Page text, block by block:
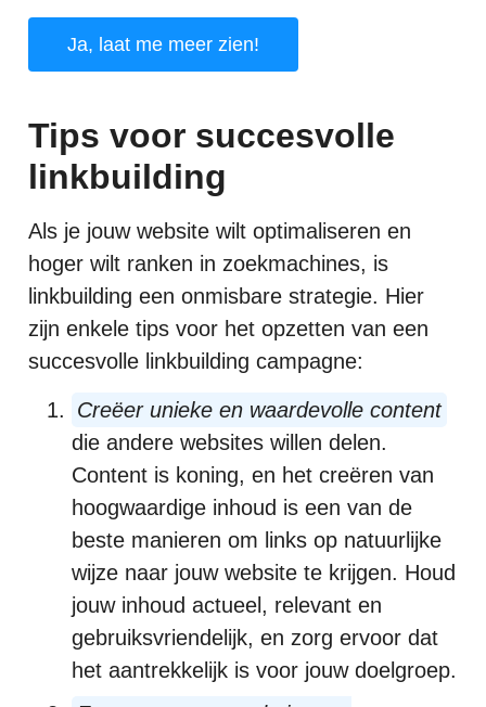
Ja, laat me meer zien!
Tips voor succesvolle
linkbuilding
Als je jouw website wilt optimaliseren en
hoger wilt ranken in zoekmachines, is
linkbuilding een onmisbare strategie. Hier
zijn enkele tips voor het opzetten van een
succesvolle linkbuilding campagne:
Creëer unieke en waardevolle content
die andere websites willen delen.
Content is koning, en het creëren van
hoogwaardige inhoud is een van de
beste manieren om links op natuurlijke
wijze naar jouw website te krijgen. Houd
jouw inhoud actueel, relevant en
gebruiksvriendelijk, en zorg ervoor dat
het aantrekkelijk is voor jouw doelgroep.